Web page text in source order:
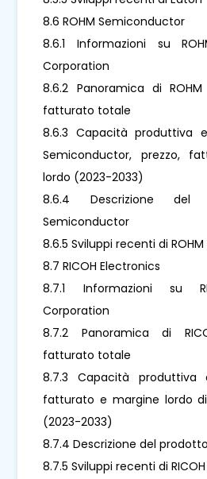
8.6 ROHM Semiconductor
8.6.1 Informazioni su
Corporation
8.6.2 Panoramica di
fatturato totale
8.6.3 Capacità produttiva
Semiconductor, prezzo,
lordo (2023-2033)
8.6.4 Descrizione del
Semiconductor
8.6.5 Sviluppi recenti di
8.7 RICOH Electronics
8.7.1 Informazioni su
Corporation
8.7.2 Panoramica di
fatturato totale
8.7.3 Capacità produttiva
fatturato e margine lordo di
(2023-2033)
8.7.4 Descrizione del
8.7.5 Sviluppi recenti di